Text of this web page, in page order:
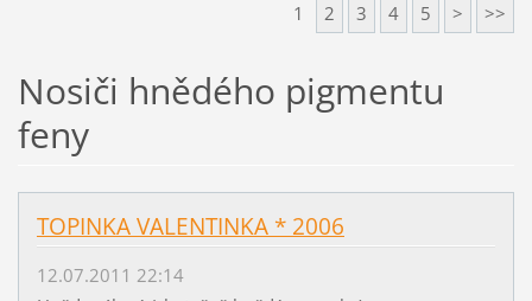
1 2 3 4 5 > >>
Nosiči hnědého pigmentu
feny
TOPINKA VALENTINKA * 2006
12.07.2011 22:14